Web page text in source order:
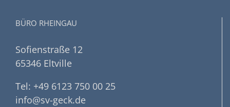
BÜRO RHEINGAU
Sofienstraße 12
65346 Eltville
Tel: +49 6123 750 00 25
info@sv-geck.de